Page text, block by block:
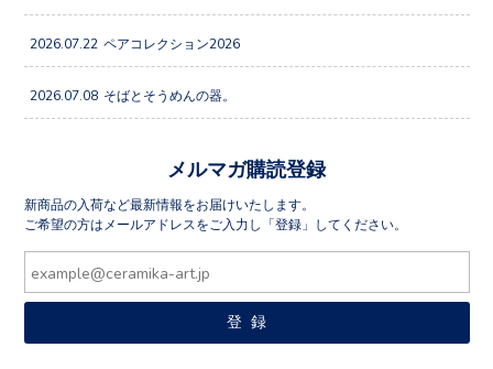
2026.07.22 ペアコレクション2026
2026.07.08 そばとそうめんの器。
メルマガ購読登録
新商品の入荷など最新情報をお届けいたします。
ご希望の方はメールアドレスをご入力し「登録」してください。